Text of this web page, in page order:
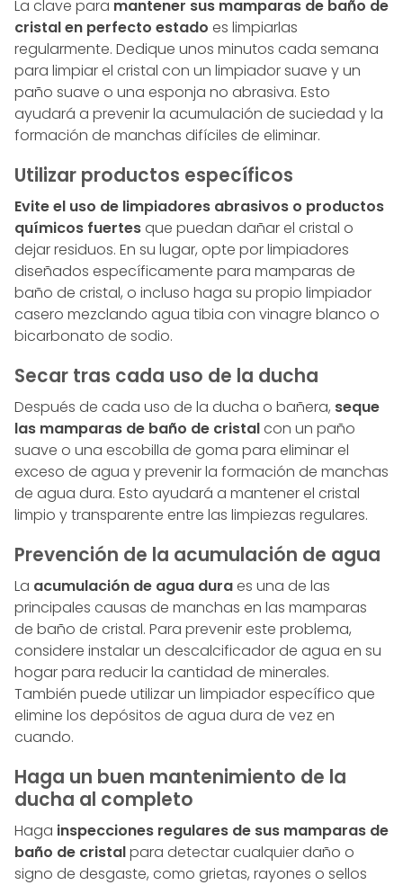
La clave para mantener sus mamparas de baño de
cristal en perfecto estado es limpiarlas
regularmente. Dedique unos minutos cada semana
para limpiar el cristal con un limpiador suave y un
paño suave o una esponja no abrasiva. Esto
ayudará a prevenir la acumulación de suciedad y la
formación de manchas difíciles de eliminar.
Utilizar productos específicos
Evite el uso de limpiadores abrasivos o productos
químicos fuertesque puedan dañar el cristal o
dejar residuos. En su lugar, opte por limpiadores
diseñados específicamente para mamparas de
baño de cristal, o incluso haga su propio limpiador
casero mezclando agua tibia con vinagre blanco o
bicarbonato de sodio.
Secar tras cada uso de la ducha
Después de cada uso de la ducha o bañera, seque
las mamparas de baño de cristalcon un paño
suave o una escobilla de goma para eliminar el
exceso de agua y prevenir la formación de manchas
de agua dura. Esto ayudará a mantener el cristal
limpio y transparente entre las limpiezas regulares.
Prevención de la acumulación de agua
La acumulación de agua duraes una de las
principales causas de manchas en las mamparas
de baño de cristal. Para prevenir este problema,
considere instalar un descalcificador de agua en su
hogar para reducir la cantidad de minerales.
También puede utilizar un limpiador específico que
elimine los depósitos de agua dura de vez en
cuando.
Haga un buen mantenimiento de la
ducha al completo
Haga inspecciones regulares de sus mamparas de
baño de cristalpara detectar cualquier daño o
signo de desgaste, como grietas, rayones o sellos